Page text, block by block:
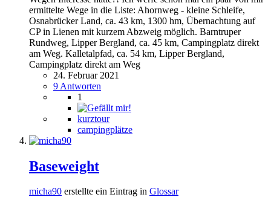
ermittelte Wege in die Liste: Ahornweg - kleine Schleife,
Osnabrücker Land, ca. 43 km, 1300 hm, Übernachtung auf
CP in Lienen mit kurzem Abzweig möglich. Barntruper
Rundweg, Lipper Bergland, ca. 45 km, Campingplatz direkt
am Weg. Kalletalpfad, ca. 54 km, Lipper Bergland,
Campingplatz direkt am Weg
24. Februar 2021
9 Antworten
1
kurztour
campingplätze
Baseweight
micha90 erstellte ein Eintrag in Glossar